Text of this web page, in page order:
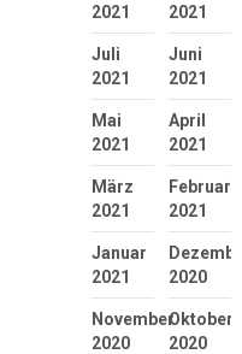
2021
2021
Juli
2021
Juni
2021
Mai
2021
April
2021
März
2021
Februar
2021
Januar
2021
2020
November
2020
Oktober
2020